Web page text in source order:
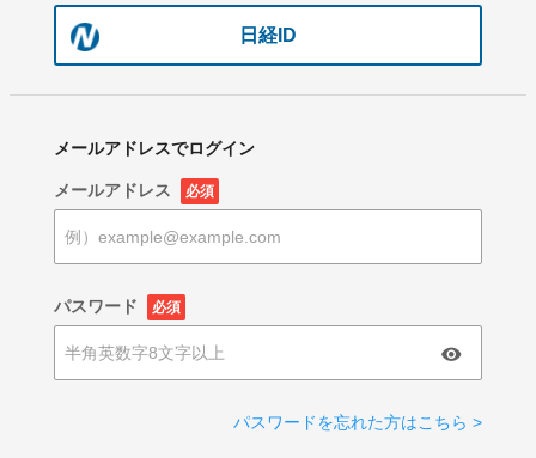
日経ID
メールアドレスでログイン
メールアドレス 必須
パスワード 必須
パスワードを忘れた方はこちら >